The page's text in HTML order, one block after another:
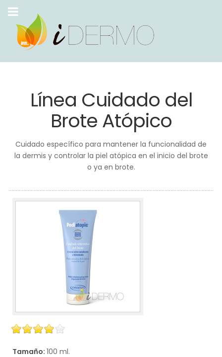
Línea Cuidado del
Brote Atópico
Cuidado específico para mantener la funcionalidad de
la dermis y controlar la piel atópica en el inicio del brote
o ya en brote.
Tamaño: 100 ml.